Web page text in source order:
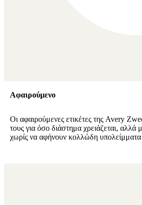
Αφαιρούμενο
Οι αφαιρούμενες ετικέτες της Avery
τους για όσο διάστημα χρειάζεται,
χωρίς να αφήνουν κολλώδη